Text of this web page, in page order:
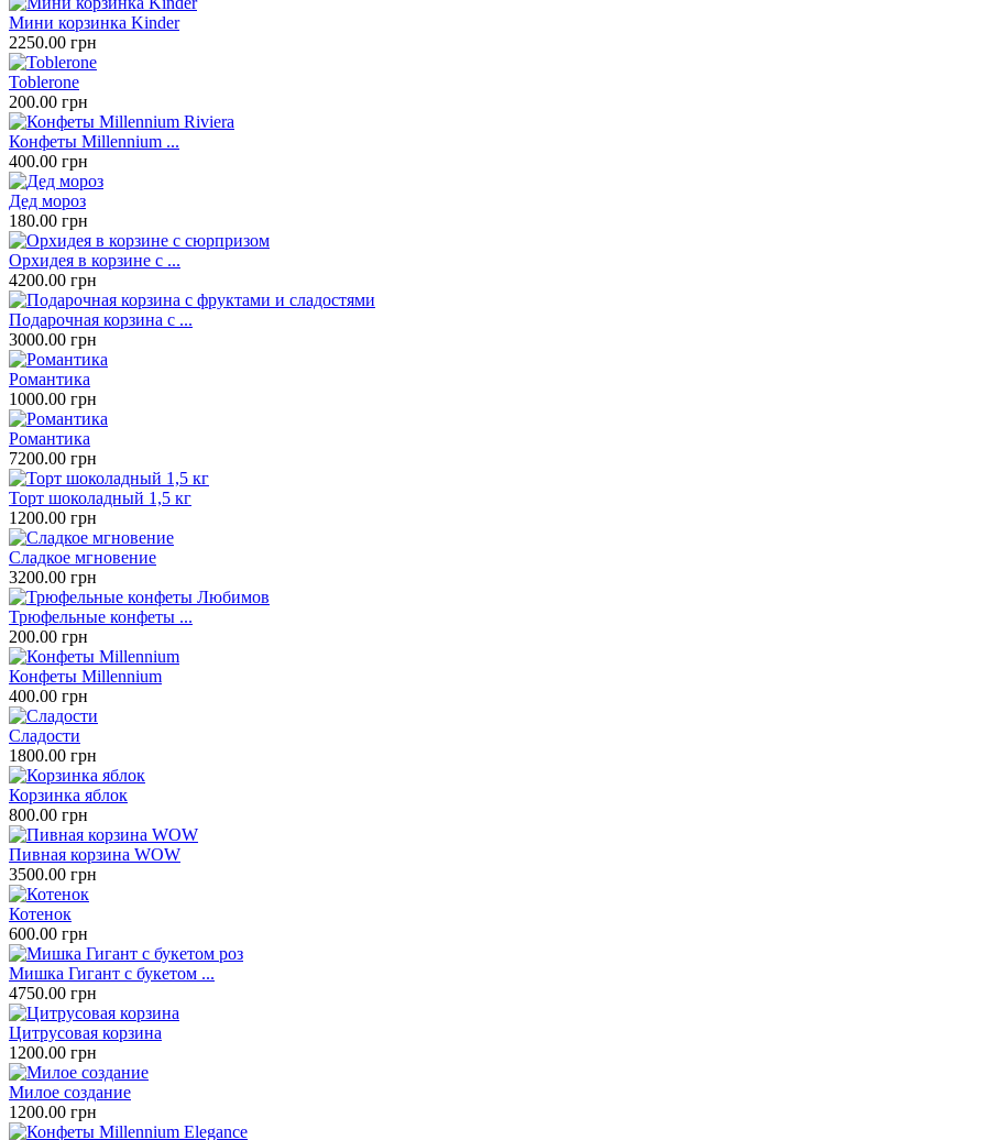
Мини корзинка Kinder
2250.00 грн
Toblerone
200.00 грн
Конфеты Millennium ...
400.00 грн
Дед мороз
180.00 грн
Орхидея в корзине с ...
4200.00 грн
Подарочная корзина с ...
3000.00 грн
Романтика
1000.00 грн
Романтика
7200.00 грн
Торт шоколадный 1,5 кг
1200.00 грн
Сладкое мгновение
3200.00 грн
Трюфельные конфеты ...
200.00 грн
Конфеты Millennium
400.00 грн
Сладости
1800.00 грн
Корзинка яблок
800.00 грн
Пивная корзина WOW
3500.00 грн
Котенок
600.00 грн
Мишка Гигант с букетом ...
4750.00 грн
Цитрусовая корзина
1200.00 грн
Милое создание
1200.00 грн